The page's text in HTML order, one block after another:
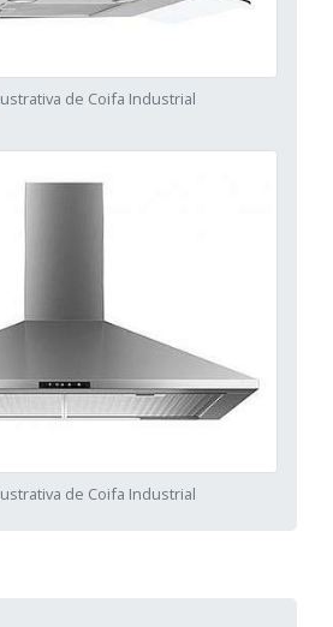
de Coifa Industrial
de Coifa Industrial